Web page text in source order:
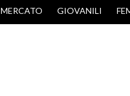
MERCATO GIOVANILI